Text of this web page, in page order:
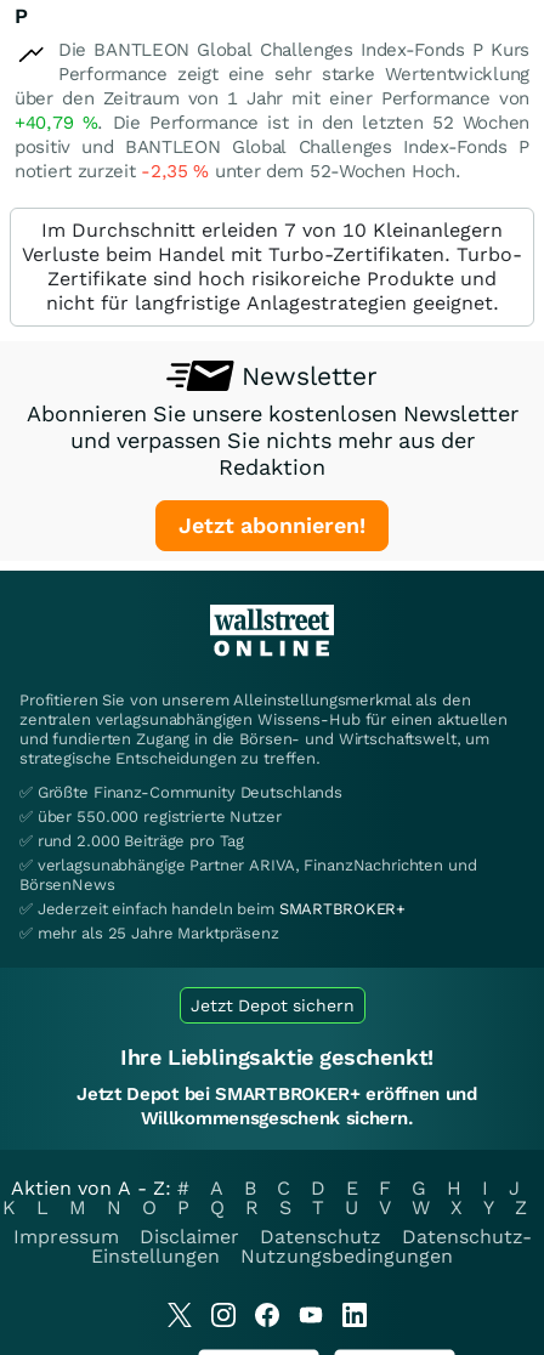
P
Die BANTLEON Global Challenges Index-Fonds P Kurs
Performance zeigt eine sehr starke Wertentwicklung
über den Zeitraum von 1 Jahr mit einer Performance von
+40,79 %. Die Performance ist in den letzten 52 Wochen
positiv und BANTLEON Global Challenges Index-Fonds P
notiert zurzeit -2,35% unter dem 52-Wochen Hoch.
Im Durchschnitt erleiden 7 von 10 Kleinanlegern
Verluste beim Handel mit Turbo-Zertifikaten. Turbo-
Zertifikate sind hoch risikoreiche Produkte und
nicht für langfristige Anlagestrategien geeignet.
Newsletter
Abonnieren Sie unsere kostenlosen Newsletter
und verpassen Sie nichts mehr aus der
Redaktion
Jetzt abonnieren!
Profitieren Sie von unserem Alleinstellungsmerkmal als den
zentralen verlagsunabhängigen Wissens-Hub für einen aktuellen
und fundierten Zugang in die Börsen- und Wirtschaftswelt, um
strategische Entscheidungen zu treffen.
✅ Größte Finanz-Community Deutschlands
✅ über 550.000 registrierte Nutzer
✅ rund 2.000 Beiträge pro Tag
✅ verlagsunabhängige Partner ARIVA, FinanzNachrichten und
BörsenNews
✅ Jederzeit einfach handeln beim SMARTBROKER+
✅ mehr als 25 Jahre Marktpräsenz
Jetzt Depot sichern
Ihre Lieblingsaktie geschenkt!
Jetzt Depot bei SMARTBROKER+ eröffnen und
Willkommensgeschenk sichern.
Aktien von A - Z: # A B C D E F G H I
J
K
L M N O P Q R S T U V W X Y
Z
Impressum
Disclaimer Datenschutz
Datenschutz-
Einstellungen
Nutzungsbedingungen